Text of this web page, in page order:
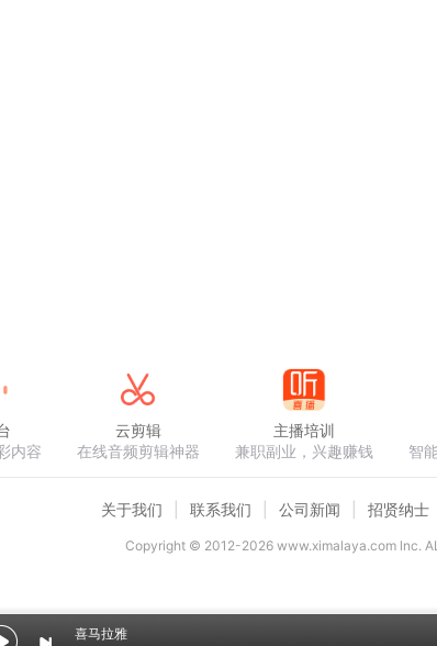
喜马拉雅
内容
云剪辑
在线音频剪辑神器
主播培训
兼职副业，兴趣赚钱
智
关于我们 联系我们 公司新闻 招贤纳士
Copyright © 2012-2026www.ximalaya.com lnc.